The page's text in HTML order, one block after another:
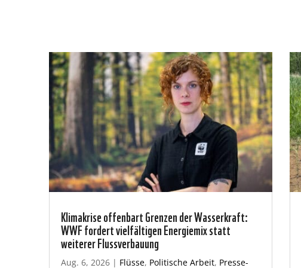
Klimakrise offenbart Grenzen der Wasserkraft:
WWF fordert vielfältigen Energiemix statt
weiterer Flussverbauung
Aug. 6, 2026 | Flüsse, Politische Arbeit, Presse-